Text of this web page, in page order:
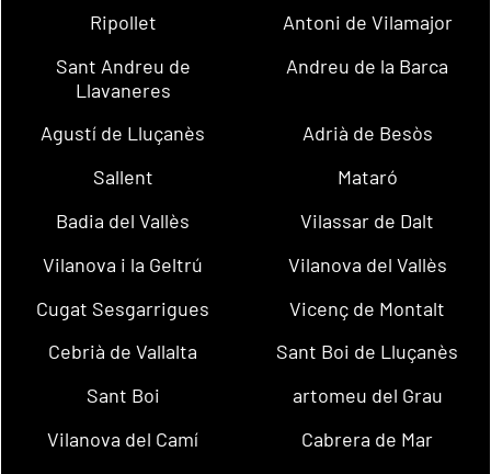
Ripollet
Antoni de Vilamajor
Sant Andreu de
Llavaneres
Andreu de la Barca
Agustí de Lluçanès
Adrià de Besòs
Sallent
Mataró
Badia del Vallès
Vilassar de Dalt
Vilanova i la Geltrú
Vilanova del Vallès
Cugat Sesgarrigues
Vicenç de Montalt
Cebrià de Vallalta
Sant Boi de Lluçanès
Sant Boi
artomeu del Grau
Vilanova del Camí
Cabrera de Mar